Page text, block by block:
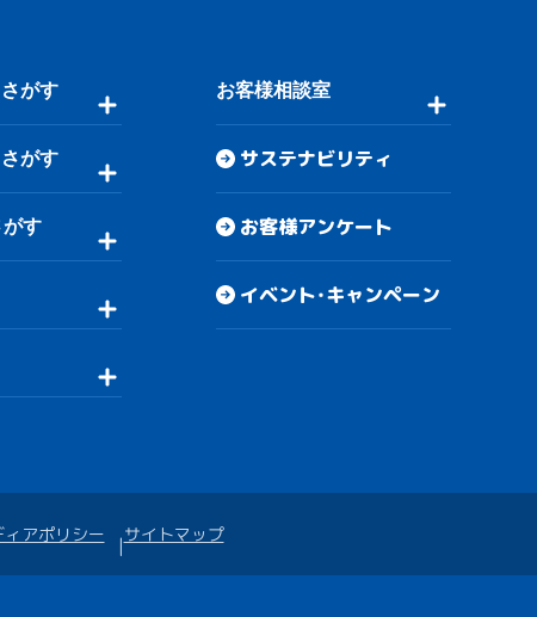
がす
がす
す
お客様相談室
サステナビリティ
お客様アンケート
イベント・キャンペーン
アポリシー サイトマップ